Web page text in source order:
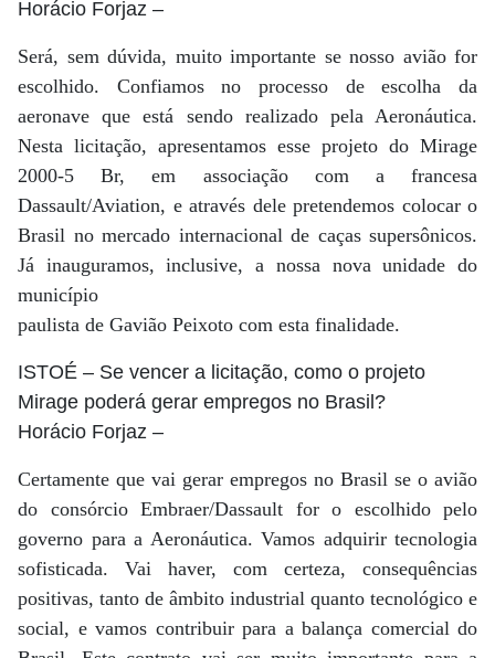
Horácio Forjaz –
Será, sem dúvida, muito importante se nosso avião for
escolhido. Confiamos no processo de escolha da
aeronave que está sendo realizado pela Aeronáutica.
Nesta licitação, apresentamos esse projeto do Mirage
2000-5 Br, em associação com a francesa
Dassault/Aviation, e através dele pretendemos colocar o
Brasil no mercado internacional de caças supersônicos.
Já inauguramos, inclusive, a nossa nova unidade do
município
paulista de Gavião Peixoto com esta finalidade.
ISTOÉ – Se vencer a licitação, como o projeto
Mirage poderá gerar empregos no Brasil?
Horácio Forjaz –
Certamente que vai gerar empregos no Brasil se o avião
do consórcio Embraer/Dassault for o escolhido pelo
governo para a Aeronáutica. Vamos adquirir tecnologia
sofisticada. Vai haver, com certeza, consequências
positivas, tanto de âmbito industrial quanto tecnológico e
social, e vamos contribuir para a balança comercial do